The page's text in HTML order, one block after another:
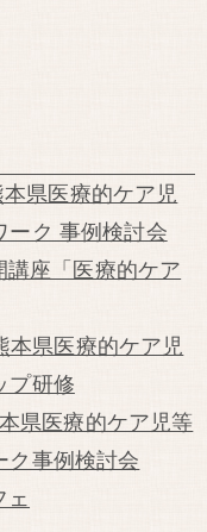
県医療的ケア児
ーク 事例検討会
講座「医療的ケア
本県医療的ケア児
プ研修
県医療的ケア児等
ク事例検討会
ェ